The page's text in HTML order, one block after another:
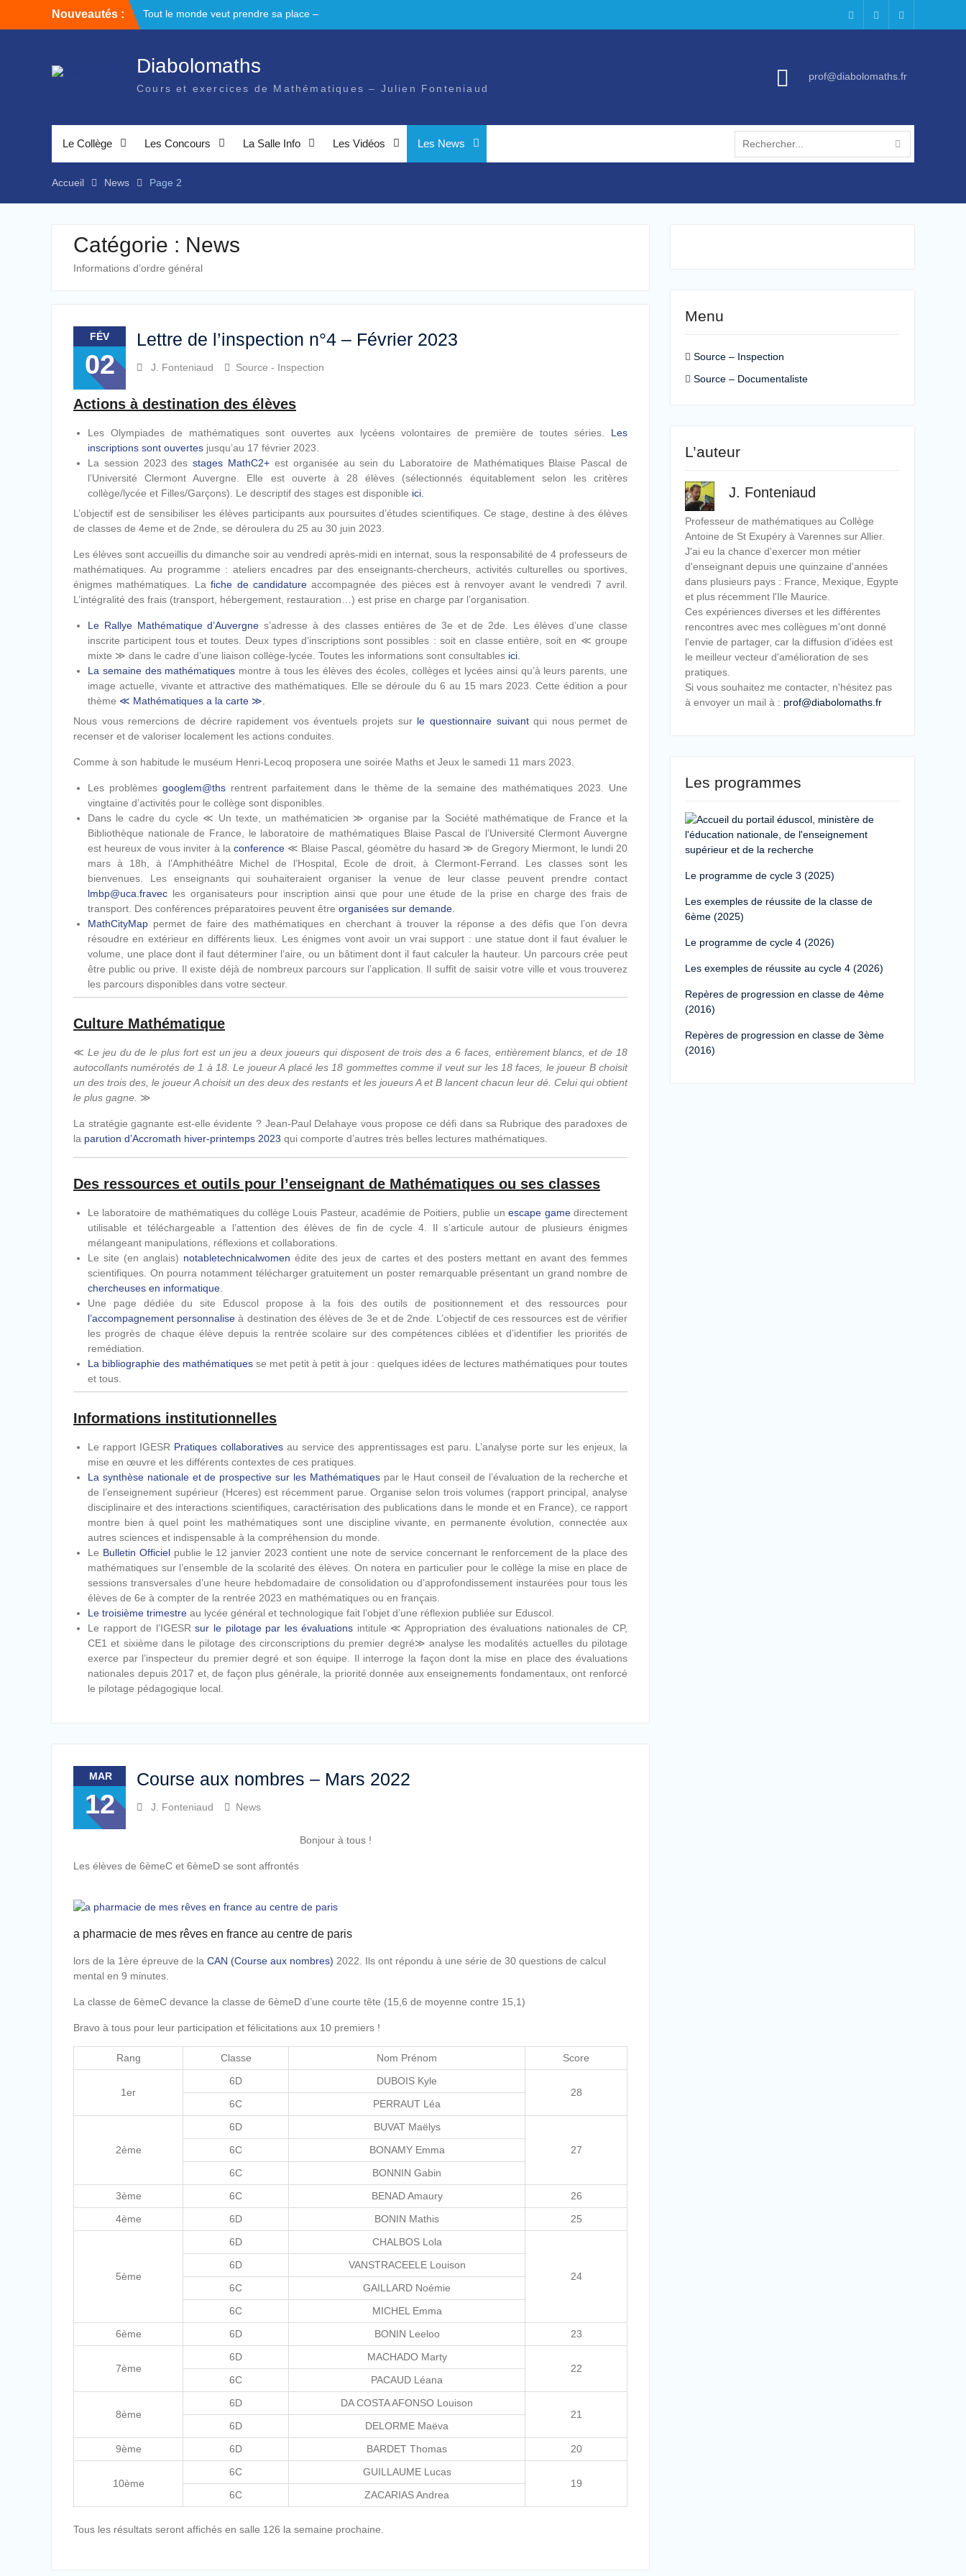
Nouveautés :
Tout le monde veut prendre sa place –
Avril 2026 – Les triangles
concours
Lettre de l’inspection n°5 – Mars 2023
Geogebra
YoutubeFacebook
Diabolomaths
Cours et exercices de Mathématiques – Julien Fonteniaud
prof@diabolomaths.fr
Le Collège Les Concours La Salle Info Les Vidéos Les News
Search
for:
Accueil News Page 2
Catégorie : News
Informations d’ordre général
FÉV
02
Lettre de l’inspection n°4 – Février 2023
J. Fonteniaud Source - Inspection
Actions à destination des élèves
Les Olympiades de mathématiques sont ouvertes aux lycéens volontaires de première de toutes séries. Les
inscriptions sont ouvertes jusqu’au 17 février 2023.
La session 2023 desstages MathC2+ est organisée au sein du Laboratoire de Mathématiques Blaise Pascal de
l’Université Clermont Auvergne. Elle est ouverte à 28 élèves (sélectionnés équitablement selon les critères
collège/lycée et Filles/Garçons). Le descriptif des stages est disponible ici
L’objectif est de sensibiliser les élèves participants aux poursuites d’études scientifiques. Ce stage, destine à des élèves
de classes de 4eme et de 2nde, se déroulera du 25 au 30 juin 2023.
Les élèves sont accueillis du dimanche soir au vendredi après-midi en internat, sous la responsabilité de 4 professeurs de
mathématiques. Au programme : ateliers encadres par des enseignants-chercheurs, activités culturelles ou sportives,
énigmes mathématiques. Lafiche de candidatureaccompagnée des pièces est à renvoyer avant le vendredi 7 avril.
L’intégralité des frais (transport, hébergement, restauration…) est prise en charge par l’organisation.
Le Rallye Mathématique d’Auvergne s’adresse à des classes entières de 3e et de 2de. Les élèves d’une classe
inscrite participent tous et toutes. Deux types d’inscriptions sont possibles : soit en classe entière, soit en ≪ groupe
mixte ≫ dans le cadre d’une liaison collège-lycée. Toutes les informations sont consultables ici
La semaine des mathématiques montre à tous les élèves des écoles, collèges et lycées ainsi qu’à leurs parents, une
image actuelle, vivante et attractive des mathématiques. Elle se déroule du 6 au 15 mars 2023. Cette édition a pour
thème ≪ Mathématiques a la carte ≫
Nous vous remercions de décrire rapidement vos éventuels projets sur le questionnaire suivantqui nous permet de
recenser et de valoriser localement les actions conduites.
Comme à son habitude le muséum Henri-Lecoq proposera une soirée Maths et Jeux le samedi 11 mars 2023.
Les problèmes googlem@thsrentrent parfaitement dans le thème de la semaine des mathématiques 2023. Une
vingtaine d’activités pour le collège sont disponibles.
Dans le cadre du cycle ≪ Un texte, un mathématicien ≫ organise par la Société mathématique de France et la
Bibliothèque nationale de France, le laboratoire de mathématiques Blaise Pascal de l’Université Clermont Auvergne
est heureux de vous inviter à la conference≪ Blaise Pascal, géomètre du hasard ≫ de Gregory Miermont, le lundi 20
mars à 18h, à l’Amphithéâtre Michel de l’Hospital, Ecole de droit, à Clermont-Ferrand. Les classes sont les
bienvenues. Les enseignants qui souhaiteraient organiser la venue de leur classe peuvent prendre contact
lmbp@uca.fravec les organisateurs pour inscription ainsi que pour une étude de la prise en charge des frais de
transport. Des conférences préparatoires peuvent être organisées sur demande
MathCityMap permet de faire des mathématiques en cherchant à trouver la réponse a des défis que l’on devra
résoudre en extérieur en différents lieux. Les énigmes vont avoir un vrai support : une statue dont il faut évaluer le
volume, une place dont il faut déterminer l’aire, ou un bâtiment dont il faut calculer la hauteur. Un parcours crée peut
être public ou prive. Il existe déjà de nombreux parcours sur l’application. Il suffit de saisir votre ville et vous trouverez
les parcours disponibles dans votre secteur.
Culture Mathématique
≪ Le jeu du de le plus fort est un jeu a deux joueurs qui disposent de trois des a 6 faces, entièrement blancs, et de 18
autocollants numérotés de 1 à 18. Le joueur A placé les 18 gommettes comme il veut sur les 18 faces, le joueur B choisit
un des trois des, le joueur A choisit un des deux des restants et les joueurs A et B lancent chacun leur dé. Celui qui obtient
le plus gagne. ≫
La stratégie gagnante est-elle évidente ? Jean-Paul Delahaye vous propose ce défi dans sa Rubrique des paradoxes de
la parution d’Accromath hiver-printemps 2023 qui comporte d’autres très belles lectures mathématiques.
Des ressources et outils pour l’enseignant de Mathématiques ou ses classes
Le laboratoire de mathématiques du collège Louis Pasteur, académie de Poitiers, publie unescape gamedirectement
utilisable et téléchargeable a l’attention des élèves de fin de cycle 4. Il s’articule autour de plusieurs énigmes
mélangeant manipulations, réflexions et collaborations.
Le site (en anglais) notabletechnicalwomen édite des jeux de cartes et des posters mettant en avant des femmes
scientifiques. On pourra notamment télécharger gratuitement un poster remarquable présentant un grand nombre de
chercheuses en informatique
Une page dédiée du site Eduscol propose à la fois des outils de positionnement et des ressources pour
l’accompagnement personnalise à destination des élèves de 3e et de 2nde. L’objectif de ces ressources est de vérifier
les progrès de chaque élève depuis la rentrée scolaire sur des compétences ciblées et d’identifier les priorités de
remédiation.
La bibliographie des mathématiques se met petit à petit à jour : quelques idées de lectures mathématiques pour toutes
et tous.
Informations institutionnelles
Le rapport IGESR Pratiques collaborativesau service des apprentissages est paru. L’analyse porte sur les enjeux, la
mise en œuvre et les différents contextes de ces pratiques.
La synthèse nationale et de prospective sur les Mathématiquespar le Haut conseil de l’évaluation de la recherche et
de l’enseignement supérieur (Hceres) est récemment parue. Organise selon trois volumes (rapport principal, analyse
disciplinaire et des interactions scientifiques, caractérisation des publications dans le monde et en France), ce rapport
montre bien à quel point les mathématiques sont une discipline vivante, en permanente évolution, connectée aux
autres sciences et indispensable à la compréhension du monde.
Le Bulletin Officielpublie le 12 janvier 2023 contient une note de service concernant le renforcement de la place des
mathématiques sur l’ensemble de la scolarité des élèves. On notera en particulier pour le collège la mise en place de
sessions transversales d’une heure hebdomadaire de consolidation ou d’approfondissement instaurées pour tous les
élèves de 6e à compter de la rentrée 2023 en mathématiques ou en français.
Le troisième trimestre au lycée général et technologique fait l’objet d’une réflexion publiée sur Eduscol.
Le rapport de l’IGESRsur le pilotage par les évaluations intitule ≪ Appropriation des évaluations nationales de CP,
CE1 et sixième dans le pilotage des circonscriptions du premier degré≫ analyse les modalités actuelles du pilotage
exerce par l’inspecteur du premier degré et son équipe. Il interroge la façon dont la mise en place des évaluations
nationales depuis 2017 et, de façon plus générale, la priorité donnée aux enseignements fondamentaux, ont renforcé
le pilotage pédagogique local.
MAR
12
Course aux nombres – Mars 2022
J. Fonteniaud News
Bonjour à tous !
Les élèves de 6èmeC et 6èmeD se sont affrontés
a pharmacie de mes rêves en france au centre de paris
lors de la 1ère épreuve de la CAN (Course aux nombres) 2022. Ils ont répondu à une série de 30 questions de calcul
mental en 9 minutes.
La classe de 6èmeC devance la classe de 6èmeD d’une courte tête (15,6 de moyenne contre 15,1)
Bravo à tous pour leur participation et félicitations aux 10 premiers !
Rang Classe Nom Prénom Score
1er
6D
DUBOIS Kyle
28
6C
PERRAUT Léa
2ème
6D
BUVAT Maëlys
27
6C
BONAMY Emma
6C
BONNIN Gabin
3ème
6C BENAD Amaury
26
4ème
6D BONIN Mathis 25
5ème
6D CHALBOS Lola
24
6D
VANSTRACEELE Louison
6C
GAILLARD Noémie
6C
MICHEL Emma
6ème
6D BONIN Leeloo 23
7ème
6D
MACHADO Marty
22
6C
PACAUD Léana
8ème
6D
DA COSTA AFONSO Louison
21
6D
DELORME Maëva
9ème
6D BARDET Thomas 20
10ème
6C
GUILLAUME Lucas
19
6C
ZACARIAS Andrea
Tous les résultats seront affichés en salle 126 la semaine prochaine.
Menu
Source – Inspection
Source – Documentaliste
L’auteur
J. Fonteniaud
Professeur de mathématiques au Collège
Antoine de St Exupéry à Varennes sur Allier.
J'ai eu la chance d'exercer mon métier
d'enseignant depuis une quinzaine d'années
dans plusieurs pays : France, Mexique, Egypte
et plus récemment l'Ile Maurice.
Ces expériences diverses et les différentes
rencontres avec mes collègues m'ont donné
l'envie de partager, car la diffusion d'idées est
le meilleur vecteur d'amélioration de ses
pratiques.
Si vous souhaitez me contacter, n'hésitez pas
à envoyer un mail à : prof@diabolomaths.fr
Les programmes
Le programme de cycle 3 (2025)
Les exemples de réussite de la classe de
6ème (2025)
Le programme de cycle 4 (2026)
Les exemples de réussite au cycle 4 (2026)
Repères de progression en classe de 4ème
(2016)
Repères de progression en classe de 3ème
(2016)